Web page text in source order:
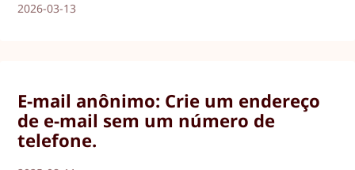
2026-03-13
E-mail anônimo: Crie um endereço
de e-mail sem um número de
telefone.